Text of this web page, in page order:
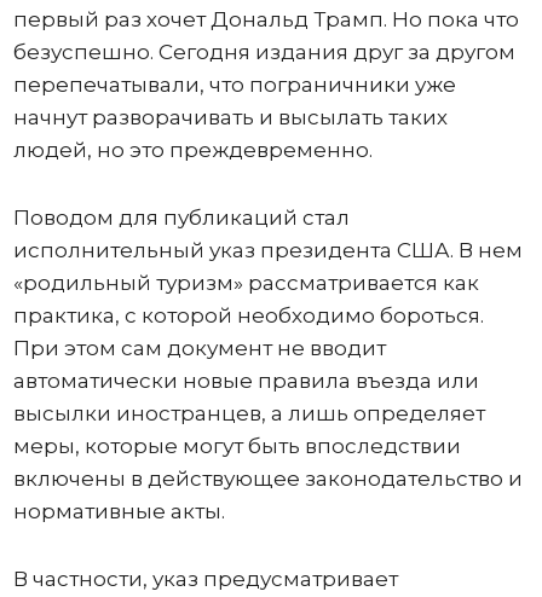
первый раз хочет Дональд Трамп. Но пока что
безуспешно. Сегодня издания друг за другом
перепечатывали, что пограничники уже
начнут разворачивать и высылать таких
людей, но это преждевременно.
Поводом для публикаций стал
исполнительный указ президента США. В нем
«родильный туризм» рассматривается как
практика, с которой необходимо бороться.
При этом сам документ не вводит
автоматически новые правила въезда или
высылки иностранцев, а лишь определяет
меры, которые могут быть впоследствии
включены в действующее законодательство и
нормативные акты.
В частности, указ предусматривает